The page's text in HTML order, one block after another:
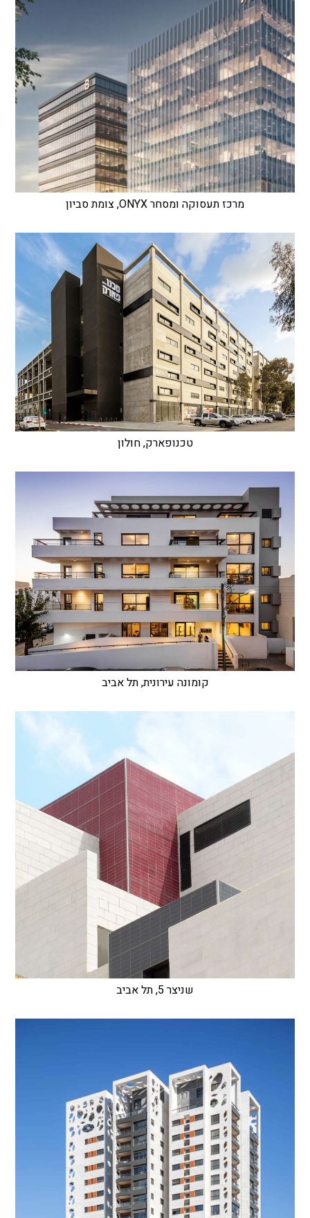
מרכז תעסוקה ומסחר ONYX, צומת סביון
טכנופארק, חולון
קומונה עירונית, תל אביב
שניצר 5, תל אביב